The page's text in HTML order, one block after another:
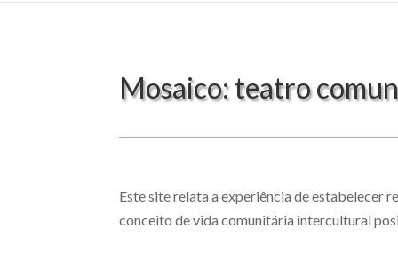
Mosaico: teatro
Este site relata a experiência de estabelecer
conceito de vida comunitária intercultural